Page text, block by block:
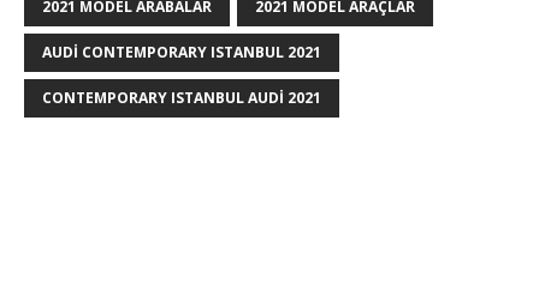
2021 MODEL ARABALAR 2021 MODEL ARAÇLAR
AUDI CONTEMPORARY ISTANBUL 2021
CONTEMPORARY ISTANBUL AUDI 2021